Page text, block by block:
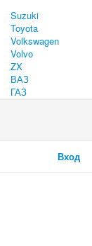
Suzuki
Toyota
Volkswagen
Volvo
ZX
ВАЗ
ГАЗ
Вход